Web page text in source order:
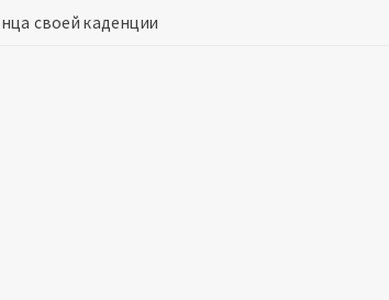
своей каденции